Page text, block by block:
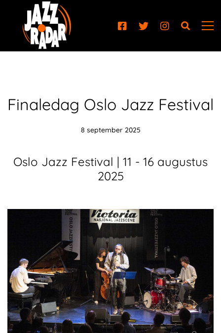
Finaledag Oslo Jazz Festival
8 september 2025
Oslo Jazz Festival | 11 - 16 augustus
2025